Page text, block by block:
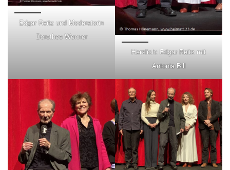
Edgar Reitz und Moderatorin
Dorothee Wenner
Herzlich: Edgar Reitz mit
Antonia Bill